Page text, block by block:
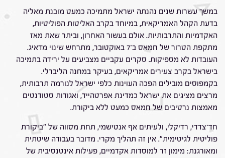
במשך עשרות שנים נהנתה ישראל מתמיכה כמעט מובנת מאליה
בדעת הקהל האמריקאית, במיוחד בקרב האליטות הפוליטיות,
האקדמיות והתרבותיות. אולם בעשור האחרון, וביתר שאת מאז
מתקפת הטרור של חמאס ב־7 באוקטובר, מתרחש שינוי מדאיג.
העובדות לא מספיקות. סקרים עקביים מצביעים על ירידה בתמיכה
בישראל בקרב צעירים אמריקאים, בעיקר במחנה הליברלי.
בקמפוסים מובילים הפכה העוינות כלפי ישראל לנורמה תרבותית,
מרצים מציגים את ישראל כמדינת אפרטהייד, ואגודות סטודנטים
מאמצות נרטיבים של חמאס כמעט ללא ביקורת.
חד־צדדי, רדיקלי, ולעיתים אף אנטישמי, תחת מסווה של "ביקורת
פוליטית לגיטימית". אין זה תהליך מקרי. מדובר בעבודה שיטתית
ומאורגנת: מימון זר למוסדות אקדמיים, פעילות אינטנסיבית של